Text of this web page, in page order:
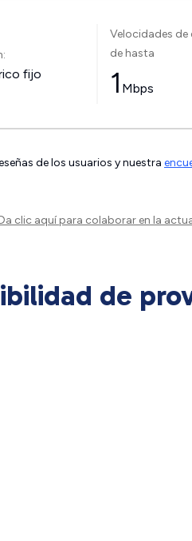
fijo
Velocidades de
de hasta
1 Mbps
de los usuarios y nuestra
clic aquípara colaborar en la
de